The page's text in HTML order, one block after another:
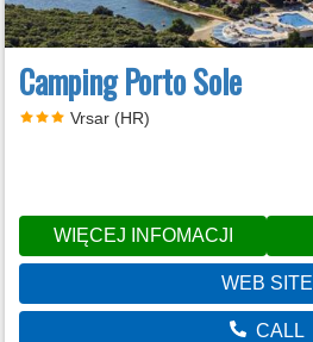
Camping Porto Sole
Vrsar (HR)
WIĘCEJ INFOMACJI
WEB SITE
CALL